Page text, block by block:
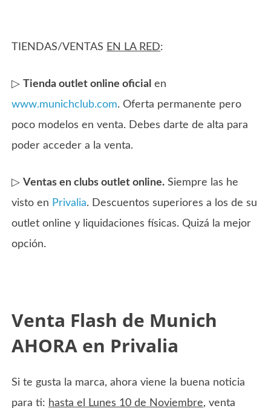
TIENDAS/VENTAS EN LA RED:
▷Tienda outlet online oficial en
www.munichclub.com. Oferta permanente pero
poco modelos en venta. Debes darte de alta para
poder acceder a la venta.
▷Ventas en clubs outlet online. Siempre las he
visto en Privalia. Descuentos superiores a los de su
outlet online y liquidaciones físicas. Quizá la mejor
opción.
Venta Flash de Munich
AHORA en Privalia
Si te gusta la marca, ahora viene la buena noticia
para ti: hasta el Lunes 10 de Noviembre, venta